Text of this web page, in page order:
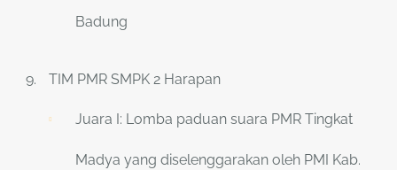
Badung
TIM PMR SMPK 2 Harapan
Juara I: Lomba paduan suara PMR Tingkat
Madya yang diselenggarakan oleh PMI Kab.